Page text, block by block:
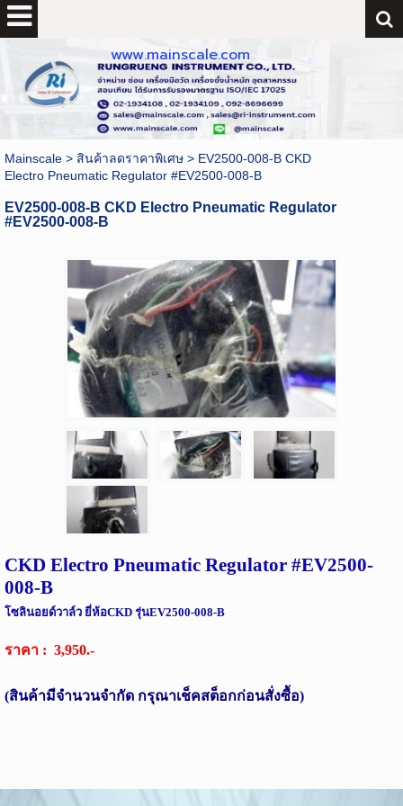
www.mainscale.com
Mainscale> สินค้าลดราคาพิเศษ> EV2500-008-B CKD
Electro Pneumatic Regulator #EV2500-008-B
EV2500-008-B CKD Electro Pneumatic Regulator
#EV2500-008-B
CKD Electro Pneumatic Regulator #EV2500-
008-B
โซลินอยด์วาล์ว ยี่ห้อCKD รุ่นEV2500-008-B
ราคา : 3,950.-
(สินค้ามีจำนวนจำกัด กรุณาเช็คสต็อกก่อนสั่งซื้อ)